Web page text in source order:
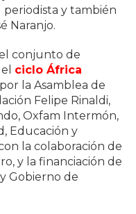
periodista y también
Naranjo.
conjunto de
ciclo África
la Asamblea de
Felipe Rinaldi,
Oxfam Intermón,
Educación y
la colaboración de
y la financiación de
Gobierno de